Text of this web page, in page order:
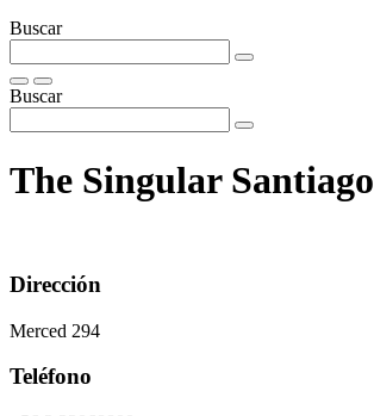
Buscar
Buscar
The Singular Santiago
Dirección
Merced 294
Teléfono